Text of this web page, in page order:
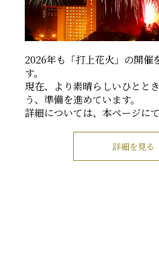
2026年も「打上花火」の開催
す。
現在、より素晴らしいひとと
う、準備を進めています。
詳細については、本ページにて
詳細を見る